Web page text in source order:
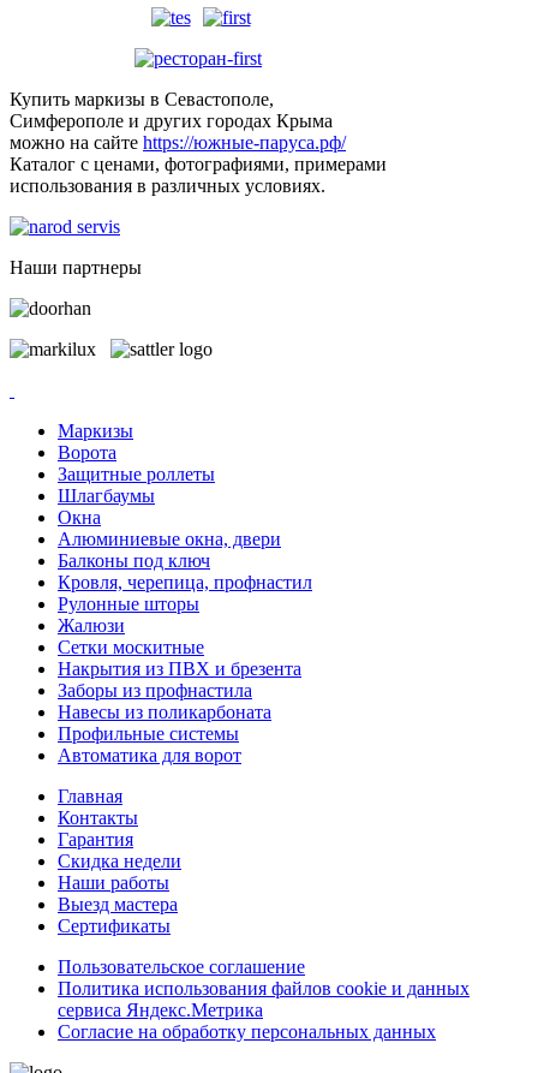
Купить маркизы в Севастополе,
Симферополе и других городах Крыма
можно на сайте https://южные-паруса.рф/
Каталог с ценами, фотографиями, примерами
использования в различных условиях.
Наши партнеры
Маркизы
Ворота
Защитные роллеты
Шлагбаумы
Окна
Алюминиевые окна, двери
Балконы под ключ
Кровля, черепица, профнастил
Рулонные шторы
Жалюзи
Сетки москитные
Накрытия из ПВХ и брезента
Заборы из профнастила
Навесы из поликарбоната
Профильные системы
Автоматика для ворот
Главная
Контакты
Гарантия
Скидка недели
Наши работы
Выезд мастера
Сертификаты
Пользовательское соглашение
Политика использования файлов cookie и данных
сервиса Яндекс.Метрика
Согласие на обработку персональных данных